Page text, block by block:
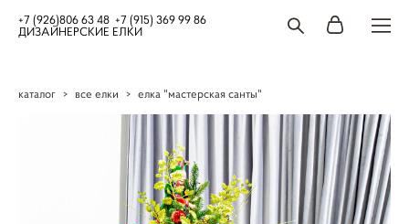
+7 (926)806 63 48 +7 (915) 369 99 86
ДИЗАЙНЕРСКИЕ ЕЛКИ
каталог > все елки > елка "мастерская санты"